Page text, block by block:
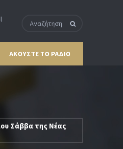
ΑΚΟΥΣΤΕ ΤΟ ΡΑΔΙΟ
Σάββα της Νέας